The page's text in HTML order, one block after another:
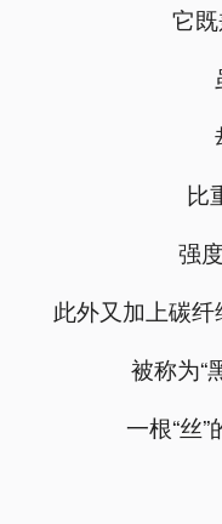
它
比
强
此外又加上碳
被称为“
一根“丝